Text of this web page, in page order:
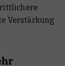
Verstärkung